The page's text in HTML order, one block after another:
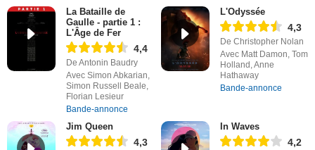
La Bataille de
Gaulle - partie 1 :
L'Âge de Fer
4,4
De Antonin Baudry
Avec Simon Abkarian,
Simon Russell Beale,
Florian Lesieur
Bande-annonce
L'Odyssée
4,3
De Christopher Nolan
Avec Matt Damon, Tom
Holland, Anne
Hathaway
Bande-annonce
Jim Queen
4,3
In Waves
4,2